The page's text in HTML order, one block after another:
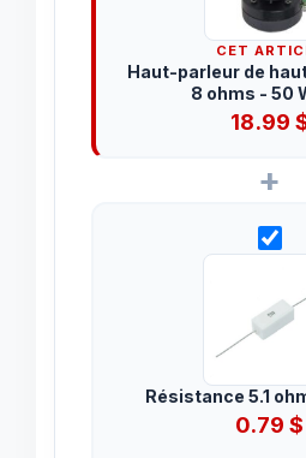
CET
Haut-parleur de
8 ohms - 50
18.99
+
Résistance 5.1
0.79 $